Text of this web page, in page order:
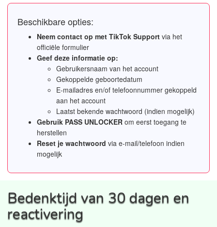
Beschikbare opties:
Neem contact op met TikTok Support via het
officiële formulier
Geef deze informatie op:
Gebruikersnaam van het account
Gekoppelde geboortedatum
E-mailadres en/of telefoonnummer gekoppeld
aan het account
Laatst bekende wachtwoord (indien mogelijk)
Gebruik PASS UNLOCKER om eerst toegang te
herstellen
Reset je wachtwoord via e-mail/telefoon indien
mogelijk
Bedenktijd van 30 dagen en
reactivering